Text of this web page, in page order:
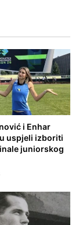
i Enhar
uspjeli izboriti
juniorskog